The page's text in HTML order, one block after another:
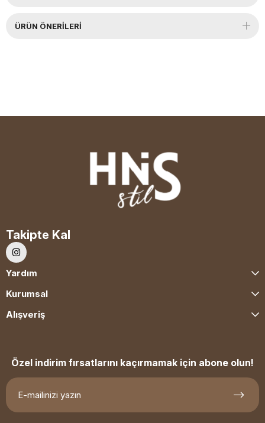
ÜRÜN ÖNERILERI
Takipte Kal
Yardım
Kurumsal
Alışveriş
Özel indirim fırsatlarını kaçırmamak için abone olun!